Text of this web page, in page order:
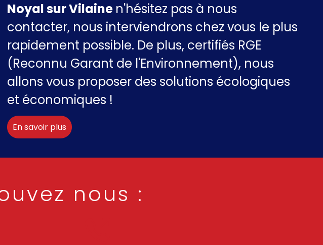
Noyal sur Vilaine n'hésitez pas à nous
contacter, nous interviendrons chez vous le plus
rapidement possible. De plus, certifiés RGE
(Reconnu Garant de l'Environnement), nous
allons vous proposer des solutions écologiques
et économiques !
En savoir plus
nous :